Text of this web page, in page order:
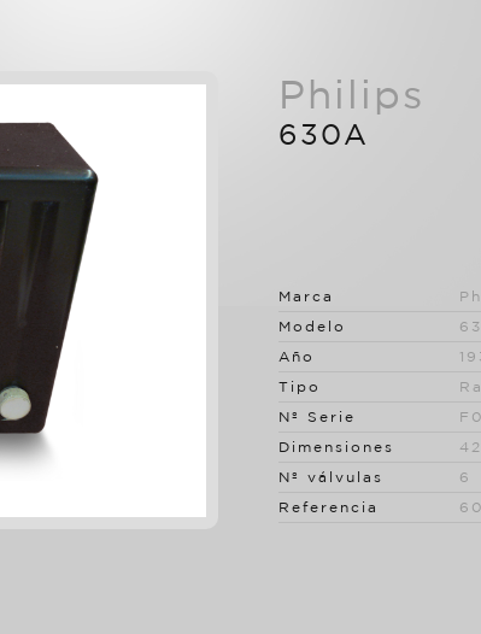
Philips
630A
Marca
Modelo
Año
Tipo
Nº Serie
Dimensiones
Nº válvulas
6
Referencia